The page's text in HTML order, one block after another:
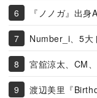
『ノノガ』出
Number_i、5大
宮舘涼太、CM
渡辺美里『